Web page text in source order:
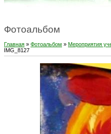
Фотоальбом
Главная » Фотоальбом » Мероприятия
IMG_8127